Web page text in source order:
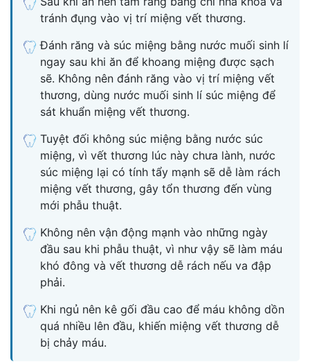
tránh đụng vào vị trí miệng vết thương.
Đánh răng và súc miệng bằng nước muối sinh lí
ngay sau khi ăn để khoang miệng được sạch
sẽ. Không nên đánh răng vào vị trí miệng vết
thương, dùng nước muối sinh lí súc miệng để
sát khuẩn miệng vết thương.
Tuyệt đối không súc miệng bằng nước súc
miệng, vì vết thương lúc này chưa lành, nước
súc miệng lại có tính tẩy mạnh sẽ dễ làm rách
miệng vết thương, gây tổn thương đến vùng
mới phẫu thuật.
Không nên vận động mạnh vào những ngày
đầu sau khi phẫu thuật, vì như vậy sẽ làm máu
khó đông và vết thương dễ rách nếu va đập
phải.
Khi ngủ nên kê gối đầu cao để máu không dồn
quá nhiều lên đầu, khiến miệng vết thương dễ
bị chảy máu.